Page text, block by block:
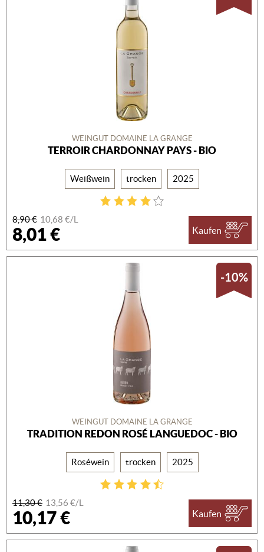
WEINGUT DOMAINE LA GRANGE
TERROIR CHARDONNAY PAYS - BIO
Weißwein trocken 2025
8,90 € 10,68 €/L
8,01 € Kaufen
-10%
WEINGUT DOMAINE LA GRANGE
TRADITION REDON ROSÉ LANGUEDOC - BIO
Roséwein trocken 2025
11,30 € 13,56 €/L
10,17 € Kaufen